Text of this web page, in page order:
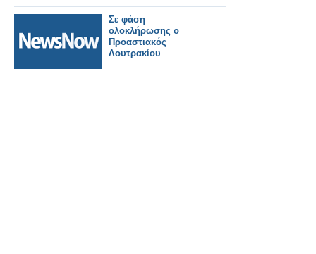
Σε φάση
ολοκλήρωσης ο
Προαστιακός
Λουτρακίου